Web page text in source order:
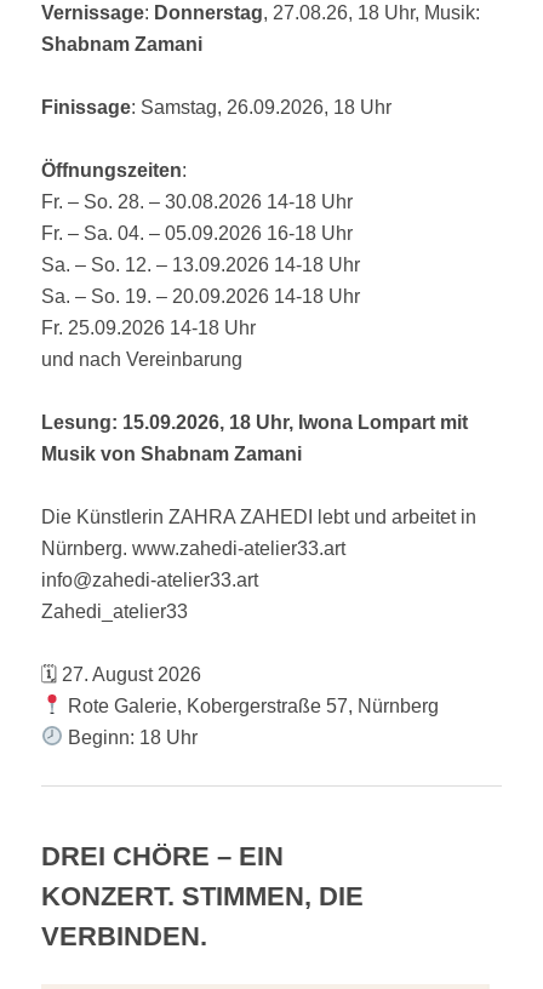
Vernissage: Donnerstag, 27.08.26, 18 Uhr, Musik:
Shabnam Zamani
Finissage: Samstag, 26.09.2026, 18 Uhr
Öffnungszeiten:
Fr. – So. 28. – 30.08.2026 14-18 Uhr
Fr. – Sa. 04. – 05.09.2026 16-18 Uhr
Sa. – So. 12. – 13.09.2026 14-18 Uhr
Sa. – So. 19. – 20.09.2026 14-18 Uhr
Fr. 25.09.2026 14-18 Uhr
und nach Vereinbarung
Lesung: 15.09.2026, 18 Uhr, Iwona Lompart mit
Musik von Shabnam Zamani
Die Künstlerin ZAHRA ZAHEDI lebt und arbeitet in
Nürnberg. www.zahedi-atelier33.art
info@zahedi-atelier33.art
Zahedi_atelier33
🗓 27. August 2026
Rote Galerie, Kobergerstraße 57, Nürnberg
Beginn: 18 Uhr
DREI CHÖRE – EIN
KONZERT. STIMMEN, DIE
VERBINDEN.